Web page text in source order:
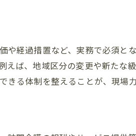
訪問介護の地域区分変更時に押
訪問介護運営で注意すべき区分
や経過措置など、実務で必須と
えば、地域区分の変更や新たな
きる体制を整えることが、現場